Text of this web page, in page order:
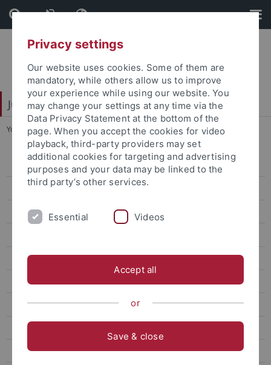
Skip
to
content
Skip
to
footer
Juristische Fakultät
You are here: Startseite ... 4a) Internationales öffentliches Recht
Lehre
Zertifikatsstudien
Moot Courts
Allgemeine Informationen und Aktuelles
1. Unternehmens- und Wirtschaftsrecht
2. Zivilverfahrens- und Insolvenzrecht
3. Fundamente Europäischer Rechtsordnungen
4. Recht der internationalen Beziehungen
Privacy settings
Our website uses cookies. Some of them are
mandatory, while others allow us to improve
your experience while using our website. You
may change your settings at any time via the
Data Privacy Statement at the bottom of the
page. When you accept the cookies for video
playback, third-party providers may set
additional cookies for targeting and advertising
purposes and your data may be linked to the
third party’s other services.
Essential Videos
Accept all
or
Save & close